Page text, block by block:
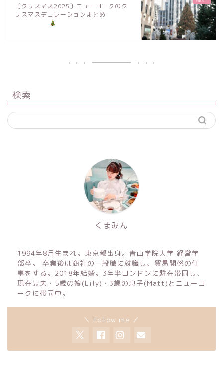
〔クリスマス2025〕ニューヨークのク
リスマスデコレーションまとめ
検索
くまみん
1994年8月生まれ。東京都出身。青山学院大学 経営学
部卒。 卒業後は商社の一般職に就職し、貿易関係の仕
事をする。2018年結婚。3年半ロンドンに駐在帯同し、
現在は夫・5歳の娘(Lily)・3歳の息子(Matt)とニューヨ
ークに帯同中。
＼ Follow me ／